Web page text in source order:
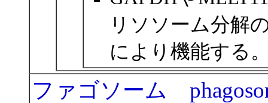
リソソーム分解
により機能する
ファゴソーム